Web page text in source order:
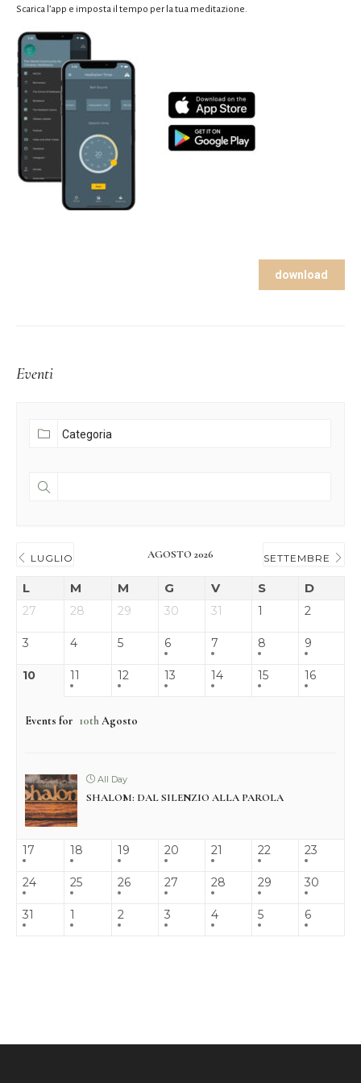
Scarica l’app e imposta il tempo per la tua meditazione.
download
Eventi
LUGLIO AGOSTO 2026 SETTEMBRE
L M M G V S D
27 28 29 30 31 1 2
3 4 5 6 7 8 9
10 11 12 13 14 15 16
Events for 10thAgosto
All Day
SHALOM: DAL SILENZIO ALLA PAROLA
17 18 19 20 21 22 23
24 25 26 27 28 29 30
31 1 2 3 4 5 6